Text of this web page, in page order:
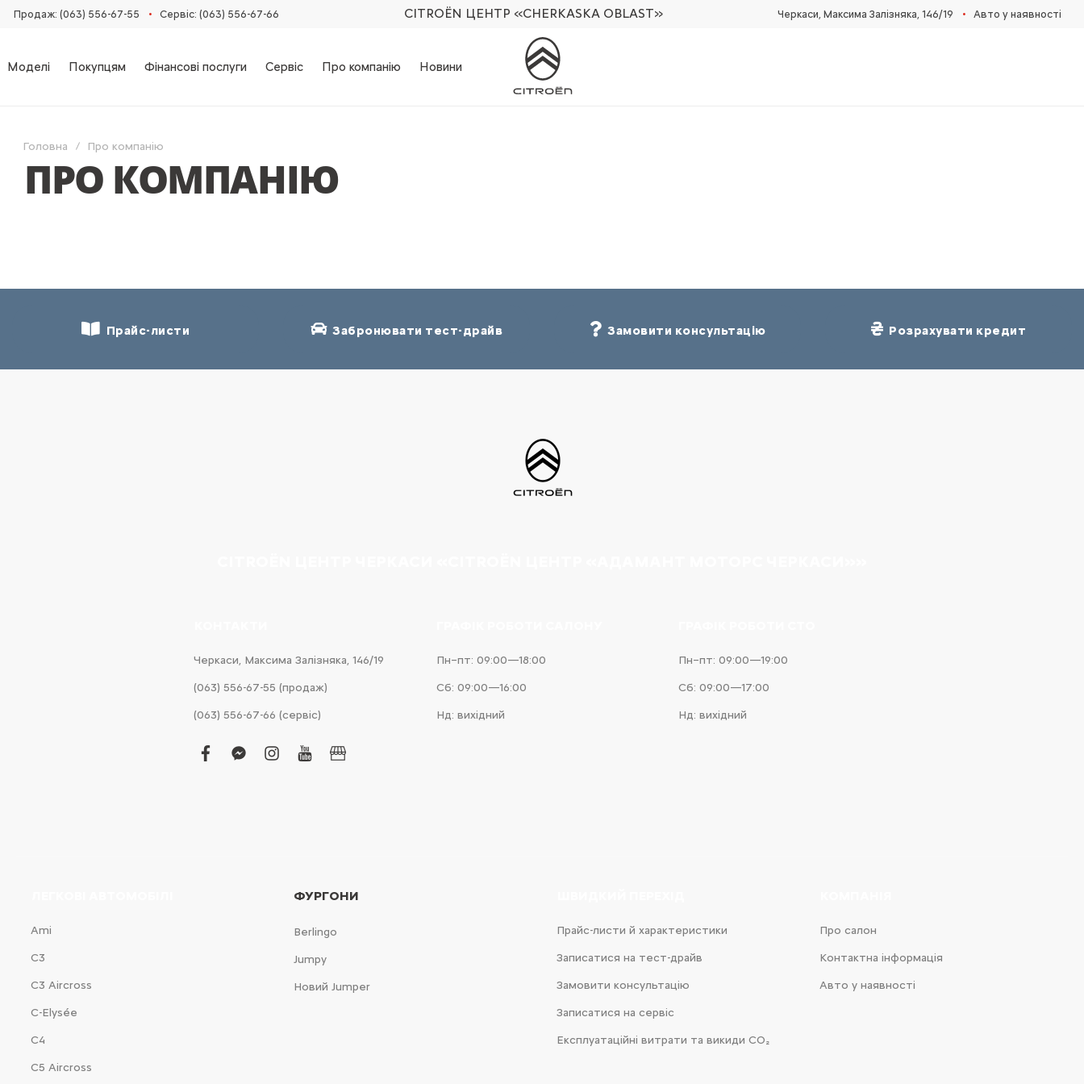
Продаж: (063) 556-67-55 • Сервіс: (063) 556-67-66 CITROËN ЦЕНТР «CHERKASKA OBLAST» Черкаси, Максима Залізняка, 146/19 • Авто у наявності
Моделі Покупцям Фінансові послуги Сервіс Про компанію Новини
Головна Про компанію
ПРО КОМПАНІЮ
Прайс-листи Забронювати тест-драйв Замовити консультацію Розрахувати кредит
Черкаси, Максима Залізняка, 146/19
(063) 556-67-55 (продаж)
(063) 556-67-66 (сервіс)
facebook
facebook-
instagram
youtubebusiness
Пн–пт: 09:00—18:00
Сб: 09:00—16:00
Нд: вихідний
Пн–пт: 09:00—19:00
Сб: 09:00—17:00
Нд: вихідний
Ami
С3
С3 Aircross
C-Elysée
С4
С5 Aircross
ФУРГОНИ
Berlingo
Jumpy
Новий Jumper
Прайс-листи й характеристики
Записатися на тест-драйв
Замовити консультацію
Записатися на сервіс
Експлуатаційні витрати та викиди CO₂
Про салон
Контактна інформація
Авто у наявності